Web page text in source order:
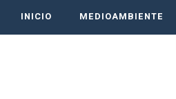
INICIO MEDIOAMBIENTE